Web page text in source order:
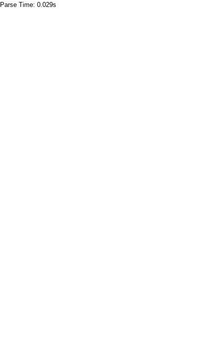
Parse Time: 0.029s